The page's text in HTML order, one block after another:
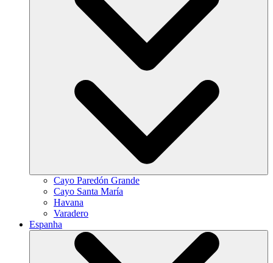
Cayo Paredón Grande
Cayo Santa María
Havana
Varadero
Espanha